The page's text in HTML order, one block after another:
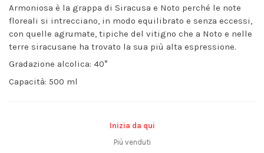
Inizia da qui
Più venduti
Armoniosa è la grappa di Siracusa e Noto perché le note
floreali si intrecciano, in modo equilibrato e senza eccessi,
con quelle agrumate, tipiche del vitigno che a Noto e nelle
terre siracusane ha trovato la sua più alta espressione.
Gradazione alcolica: 40°
Capacità: 500 ml